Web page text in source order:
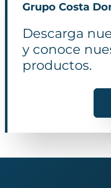
Grupo Costa
Descarga
y conoce
productos.